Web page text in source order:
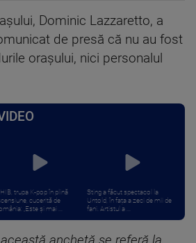
Dominic Lazzaretto, a
de presă că nu au fost
orașului, nici personalul
trupa K-pop în plină
cucerită de
„Este și mai ...
Sting a făcut spectacol la
Untold, în fața a zeci de mii de
fani. Artistul a ...
această anchetă se referă la